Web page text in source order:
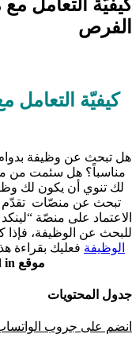
الفرص
هل تبحث عن وظيفة
مناسباً؟ هل سئمت من
لك تنوي أن يكون لك
تبحث عن منصّات تقدّم
الاعتماد على منصّة
للبحث عن الوظيفة،
الوظيفة فعليك بقراءة
موقع linked in للبحث عن الفرص
جدول المحتويات
انضم على جروب